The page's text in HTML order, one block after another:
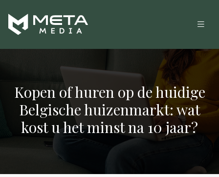
Kopen of huren op de huidige
Belgische huizenmarkt: wat
kost u het minst na 10 jaar?